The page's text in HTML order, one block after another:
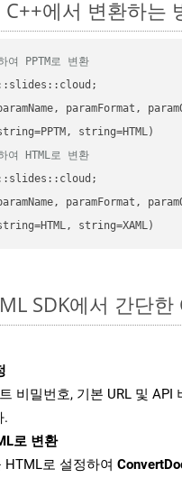
에서 변환하는
PPTM로 변환
paramFormat,
HTML로 변환
paramFormat,
string=XAML)
SDK에서 간단한
비밀번호, 기본 URL 및 API
.
로 변환
HTML로 설정하여